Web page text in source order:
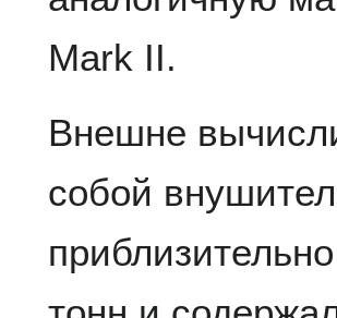
Mark II.
Внешне
собой